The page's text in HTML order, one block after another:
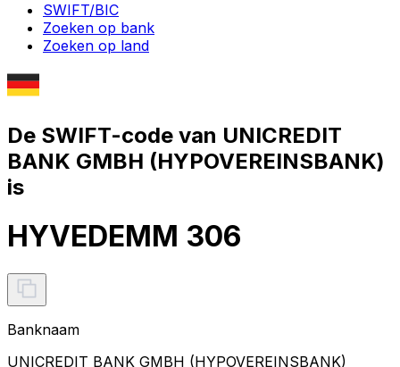
SWIFT/BIC
Zoeken op bank
Zoeken op land
De SWIFT-code van UNICREDIT
BANK GMBH (HYPOVEREINSBANK)
is
HYVEDEMM 306
Banknaam
UNICREDIT BANK GMBH (HYPOVEREINSBANK)